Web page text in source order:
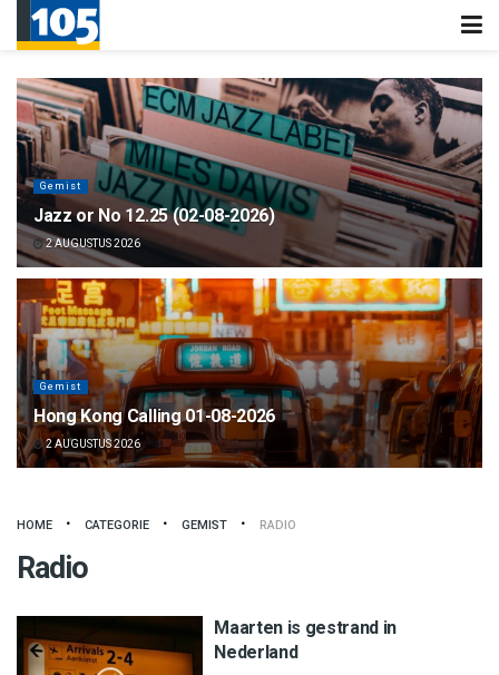
Gemist
Jazz or No 12.25 (02-08-2026)
2 AUGUSTUS 2026
Gemist
Hong Kong Calling 01-08-2026
2 AUGUSTUS 2026
HOME CATEGORIE GEMIST RADIO
Radio
Maarten is gestrand in
Nederland